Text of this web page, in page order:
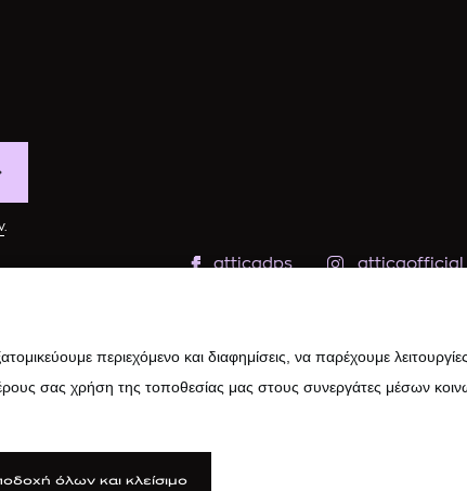
.
atticadps atticaofficial
περιεχόμενο και διαφημίσεις, να παρέχουμε
σας χρήση της τοποθεσίας μας στους συνεργάτες μέσων
όλων και κλείσιμο